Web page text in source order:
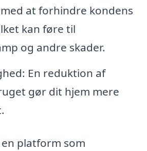
at forhindre kondens
kan føre til
og andre skader.
En reduktion af
gør dit hjem mere
platform som